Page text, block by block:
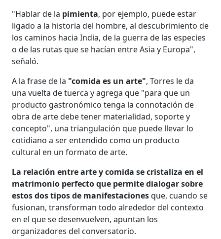
"Hablar de la pimienta, por ejemplo, puede estar
ligado a la historia del hombre, al descubrimiento de
los caminos hacia India, de la guerra de las especies
o de las rutas que se hacían entre Asia y Europa",
señaló.
A la frase de la "comida es un arte", Torres le da
una vuelta de tuerca y agrega que "para que un
producto gastronómico tenga la connotación de
obra de arte debe tener materialidad, soporte y
concepto", una triangulación que puede llevar lo
cotidiano a ser entendido como un producto
cultural en un formato de arte.
La relación entre arte y comida se cristaliza en el
matrimonio perfecto que permite dialogar sobre
estos dos tipos de manifestacionesque, cuando se
fusionan, transforman todo alrededor del contexto
en el que se desenvuelven, apuntan los
organizadores del conversatorio.